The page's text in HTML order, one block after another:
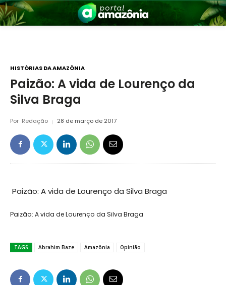
Amazônia
HISTÓRIAS DA AMAZÔNIA
Paizão: A vida de Lourenço da
Silva Braga
Por Redação 28 de março de 2017
Paizão: A vida de Lourenço da Silva Braga
Paizão: A vida de Lourenço da Silva Braga
TAGS Abrahim Baze Amazônia Opinião